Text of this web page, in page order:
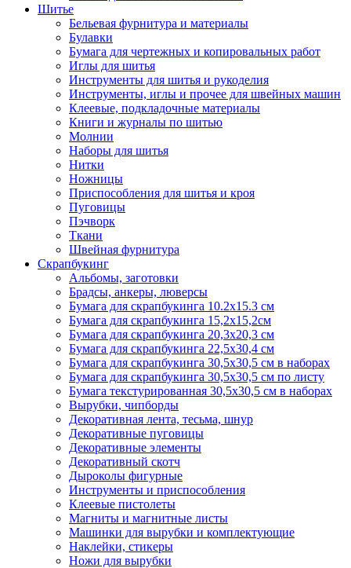
Шитье
Бельевая фурнитура и материалы
Булавки
Бумага для чертежных и копировальных работ
Иглы для шитья
Инструменты для шитья и рукоделия
Инструменты, иглы и прочее для швейных машин
Клеевые, подкладочные материалы
Книги и журналы по шитью
Молнии
Наборы для шитья
Нитки
Ножницы
Приспособления для шитья и кроя
Пуговицы
Пэчворк
Ткани
Швейная фурнитура
Скрапбукинг
Альбомы, заготовки
Брадсы, анкеры, люверсы
Бумага для скрапбукинга 10.2х15.3 см
Бумага для скрапбукинга 15,2х15,2см
Бумага для скрапбукинга 20,3х20,3 см
Бумага для скрапбукинга 22,5х30,4 см
Бумага для скрапбукинга 30,5х30,5 см в наборах
Бумага для скрапбукинга 30,5х30,5 см по листу
Бумага текстурированная 30,5х30,5 см в наборах
Вырубки, чипборды
Декоративная лента, тесьма, шнур
Декоративные пуговицы
Декоративные элементы
Декоративный скотч
Дыроколы фигурные
Инструменты и приспособления
Клеевые пистолеты
Магниты и магнитные листы
Машинки для вырубки и комплектующие
Наклейки, стикеры
Ножи для вырубки